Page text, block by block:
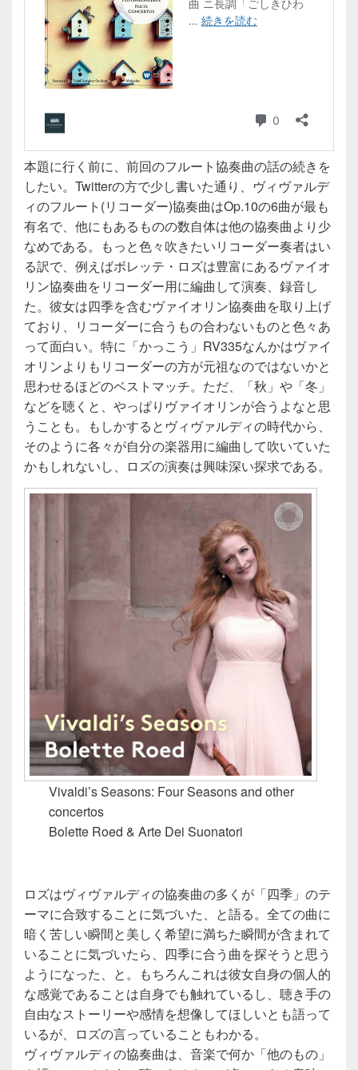
本題に行く前に、前回のフルート協奏曲の話の続きを
したい。Twitterの方で少し書いた通り、ヴィヴァルデ
ィのフルート(リコーダー)協奏曲はOp.10の6曲が最も
有名で、他にもあるものの数自体は他の協奏曲より少
なめである。もっと色々吹きたいリコーダー奏者はい
る訳で、例えばボレッテ・ロズは豊富にあるヴァイオ
リン協奏曲をリコーダー用に編曲して演奏、録音し
た。彼女は四季を含むヴァイオリン協奏曲を取り上げ
ており、リコーダーに合うもの合わないものと色々あ
って面白い。特に「かっこう」RV335なんかはヴァイ
オリンよりもリコーダーの方が元祖なのではないかと
思わせるほどのベストマッチ。ただ、「秋」や「冬」
などを聴くと、やっぱりヴァイオリンが合うよなと思
うことも。もしかするとヴィヴァルディの時代から、
そのように各々が自分の楽器用に編曲して吹いていた
かもしれないし、ロズの演奏は興味深い探求である。
Vivaldi’s Seasons: Four Seasons and other
concertos
Bolette Roed & Arte Dei Suonatori
ロズはヴィヴァルディの協奏曲の多くが「四季」のテ
ーマに合致することに気づいた、と語る。全ての曲に
暗く苦しい瞬間と美しく希望に満ちた瞬間が含まれて
いることに気づいたら、四季に合う曲を探そうと思う
ようになった、と。もちろんこれは彼女自身の個人的
な感覚であることは自身でも触れているし、聴き手の
自由なストーリーや感情を想像してほしいとも語って
いるが、ロズの言っていることもわかる。
ヴィヴァルディの協奏曲は、音楽で何か「他のもの」